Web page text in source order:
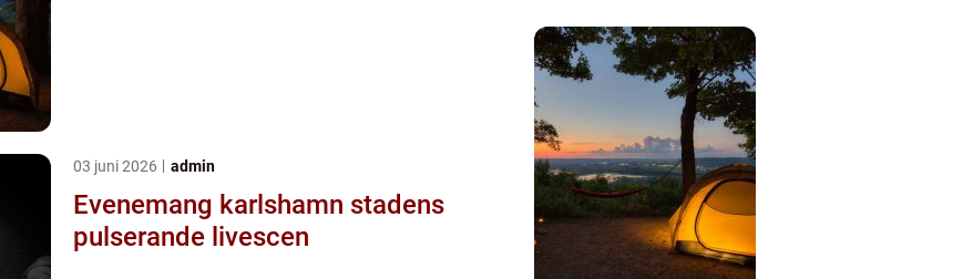
03 juni 2026 admin
Evenemang karlshamn stadens
pulserande livescen